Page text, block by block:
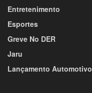
Entretenimento
Esportes
Greve No DER
Jaru
Lançamento Automotivo